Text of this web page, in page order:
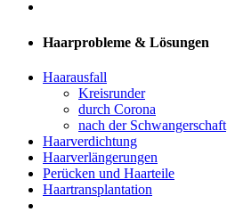
Haarprobleme & Lösungen
Haarausfall
Kreisrunder
durch Corona
nach der Schwangerschaft
Haarverdichtung
Haarverlängerungen
Perücken und Haarteile
Haartransplantation